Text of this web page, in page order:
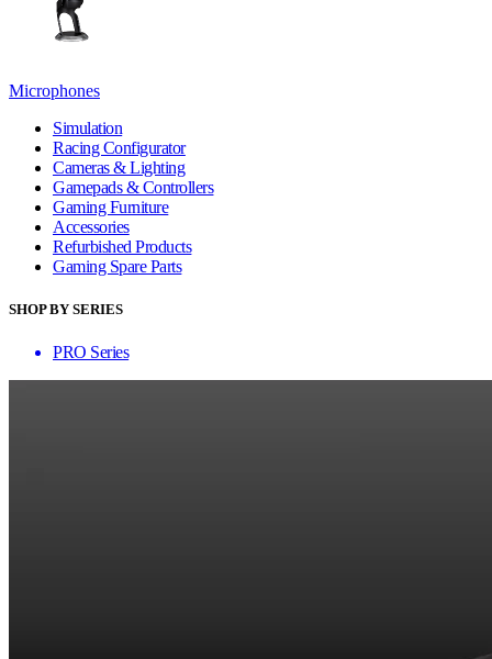
Microphones
Simulation
Racing Configurator
Cameras & Lighting
Gamepads & Controllers
Gaming Furniture
Accessories
Refurbished Products
Gaming Spare Parts
SHOP BY SERIES
PRO Series